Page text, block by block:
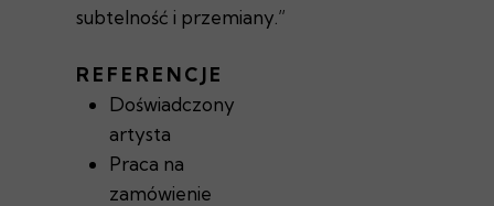
subtelność i przemiany.”
REFERENCJE
Doświadczony
artysta
Praca na
zamówienie